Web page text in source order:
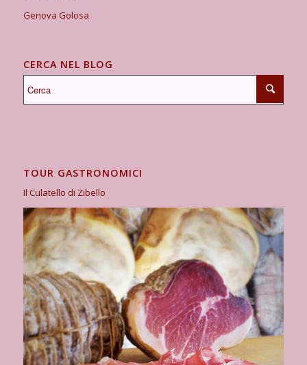
Genova Golosa
CERCA NEL BLOG
TOUR GASTRONOMICI
Il Culatello di Zibello